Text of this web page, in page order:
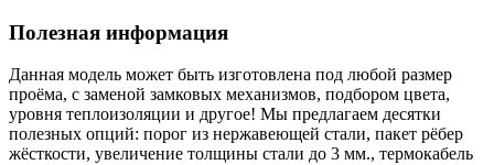
Полезная информация
Данная модель может быть изготовлена под любой размер
проёма, с заменой замковых механизмов, подбором цвета,
уровня теплоизоляции и другое! Мы предлагаем десятки
полезных опций: порог из нержавеющей стали, пакет рёбер
жёсткости, увеличение толщины стали до 3 мм., термокабель